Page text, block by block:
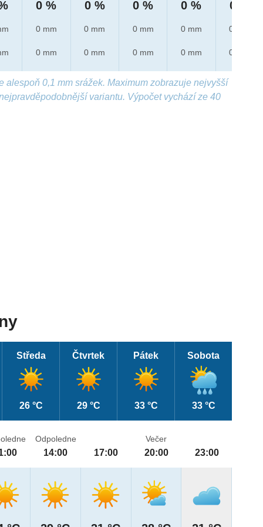
0 %
0 mm
0 mm
0 %
0 mm
0 mm
0 %
0 mm
0 mm
0 %
0 mm
0 mm
0 %
0 mm
0 mm
alespoň 0,1 mm srážek. Maximum zobrazuje nejvyšší
variantu. Výpočet vychází ze 40
Středa
26 °C
Čtvrtek
29 °C
Pátek
33 °C
Sobota
33 °C
Odpoledne
14:00 17:00
Večer
20:00 23:00